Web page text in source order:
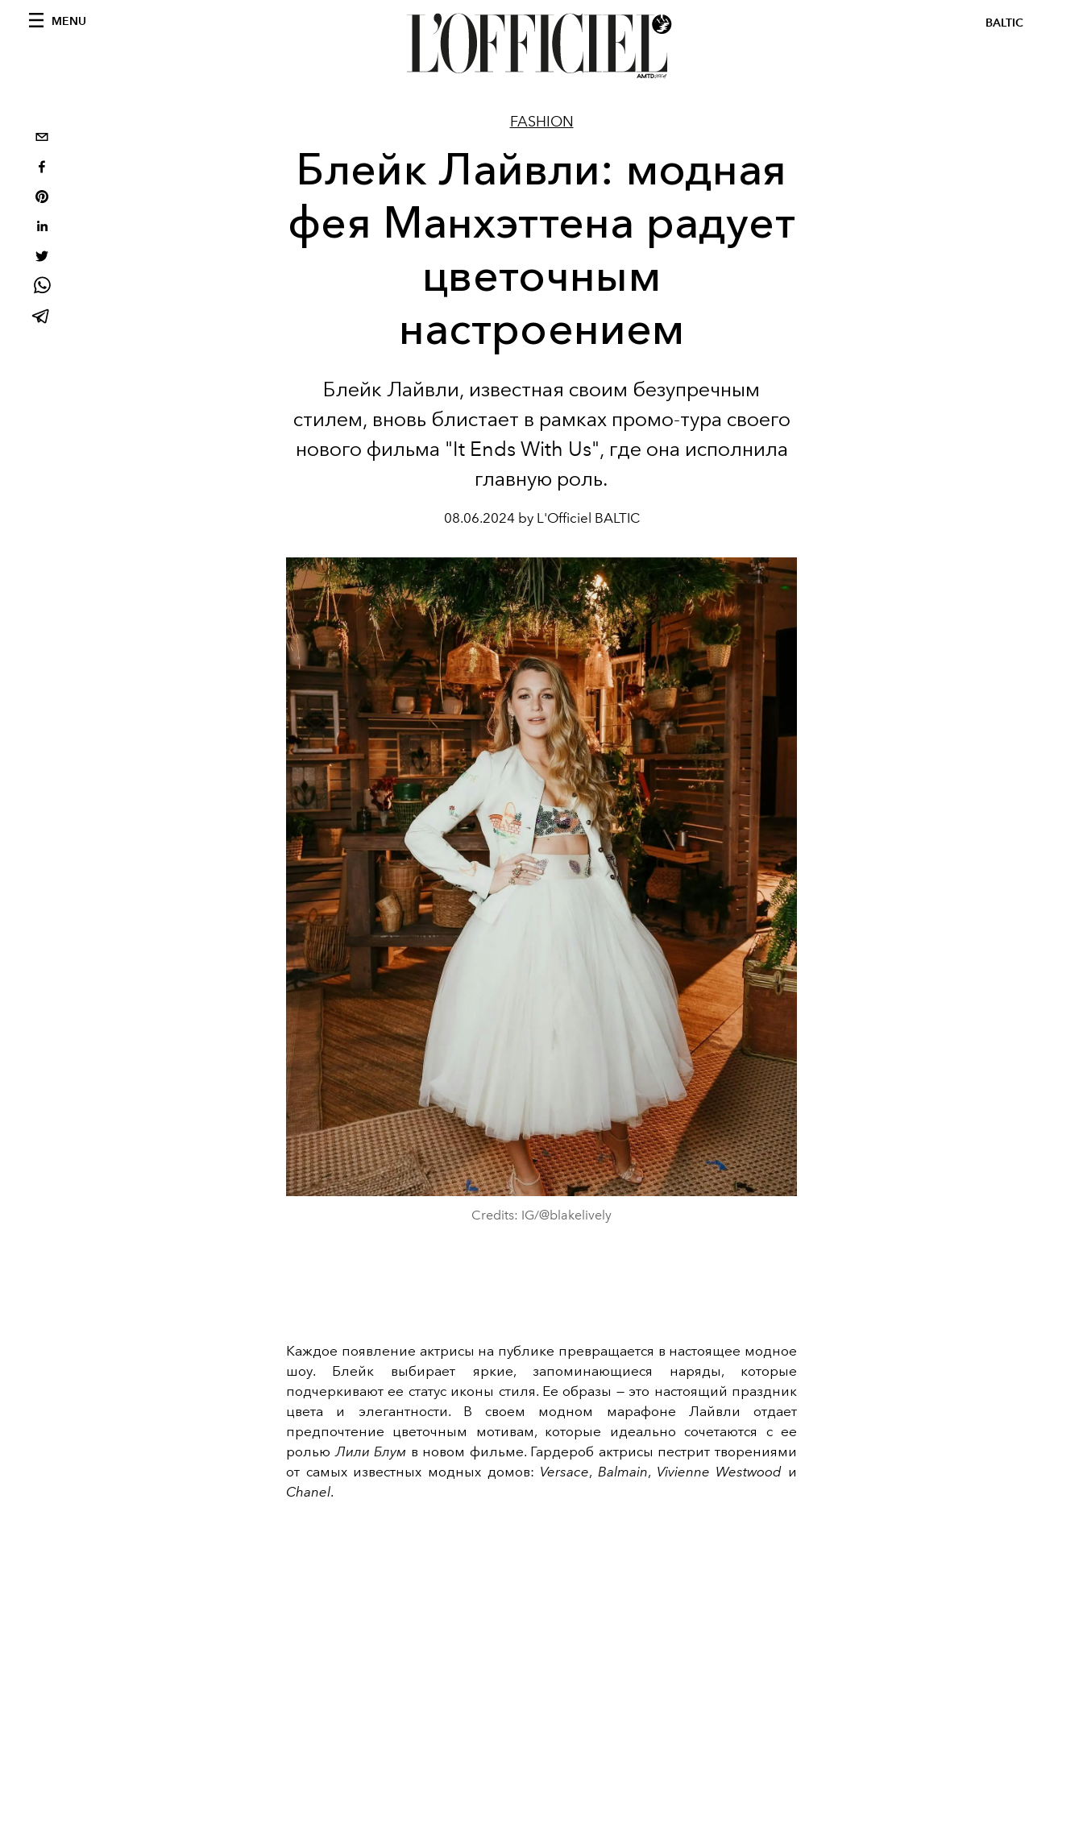
MENU BALTIC
FASHION
Блейк Лайвли: модная
фея Манхэттена радует
цветочным
настроением
Блейк Лайвли, известная своим безупречным
стилем, вновь блистает в рамках промо-тура своего
нового фильма "It Ends With Us", где она исполнила
главную роль.
08.06.2024 by L'Officiel BALTIC
Credits: IG/@blakelively
Каждое появление актрисы на публике превращается в настоящее модное
шоу. Блейк выбирает яркие, запоминающиеся наряды, которые
подчеркивают ее статус иконы стиля. Ее образы — это настоящий праздник
цвета и элегантности. В своем модном марафоне Лайвли отдает
предпочтение цветочным мотивам, которые идеально сочетаются с ее
ролью Лили Блум в новом фильме. Гардероб актрисы пестрит творениями
от самых известных модных домов: Versace, Balmain, Vivienne Westwood и
Chanel.